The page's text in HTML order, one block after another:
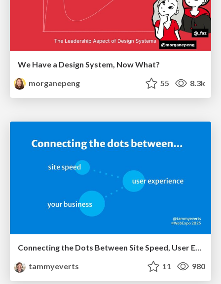
We Have a Design System, Now What?
morganepeng
55 8.3k
Connecting the Dots Between Site Speed, User Experience & Your Business [WebExpo 2025]
tammyeverts
11 980